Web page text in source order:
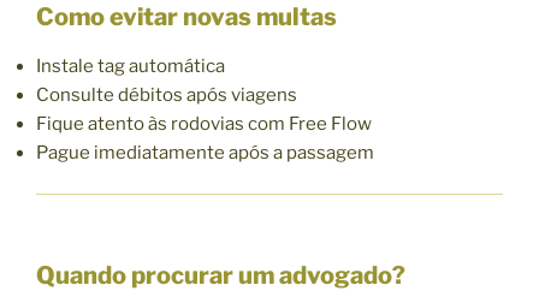
Como evitar novas multas
Instale tag automática
Consulte débitos após viagens
Fique atento às rodovias com Free Flow
Pague imediatamente após a passagem
Quando procurar um advogado?